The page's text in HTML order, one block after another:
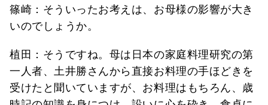
篠崎：そういったお考えは、お母様の影響が大き
いのでしょうか。
植田：そうですね。母は日本の家庭料理研究の第
一人者、土井勝さんから直接お料理の手ほどきを
受けたと聞いていますが、お料理はもちろん、歳